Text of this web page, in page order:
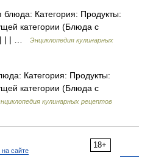
Категория: Продукты:
категории (Блюда с
| | | …
Энциклопедия кулинарных
Категория: Продукты:
категории (Блюда с
кулинарных рецептов
18+
сайте